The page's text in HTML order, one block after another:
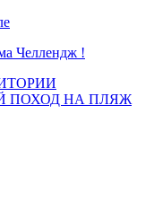
Челлендж !
ПОХОД НА ПЛЯЖ